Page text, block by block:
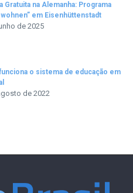
Gratuita na Alemanha: Programa
em Eisenhüttenstadt
de 2025
o sistema de educação em
de 2022